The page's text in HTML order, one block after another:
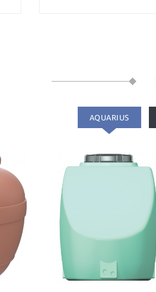
AQUARIUS